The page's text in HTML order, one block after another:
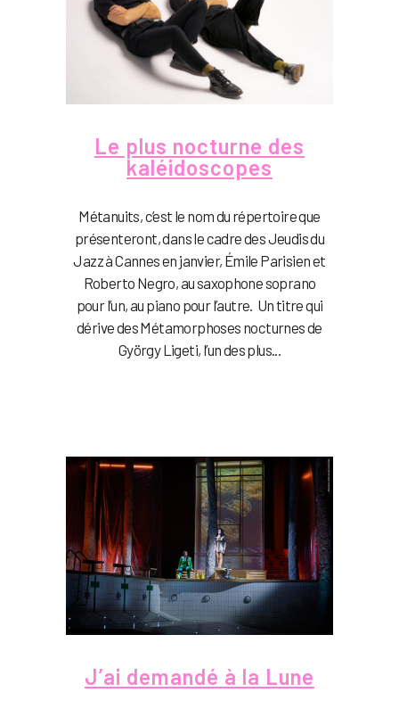
Le plus nocturne des
kaléidoscopes
Métanuits, c’est le nom du répertoire que
présenteront, dans le cadre des Jeudis du
Jazz à Cannes en janvier, Émile Parisien et
Roberto Negro, au saxophone soprano
pour l’un, au piano pour l’autre. Un titre qui
dérive des Métamorphoses nocturnes de
György Ligeti, l’un des plus...
J’ai demandé à la Lune